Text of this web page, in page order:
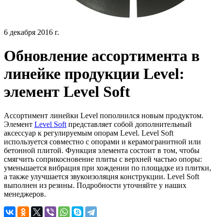
6 декабря 2016 г.
Обновление ассортимента в
линейке продукции Level:
элемент Level Soft
Ассортимент линейки Level пополнился новым продуктом.
Элемент Level Soft представляет собой дополнительный
аксессуар к регулируемым опорам Level. Level Soft
используется совместно с опорами и керамогранитной или
бетонной плитой. Функция элемента состоит в том, чтобы
смягчить соприкосновение плиты с верхней частью опоры:
уменьшается вибрация при хождении по площадке из плитки,
а также улучшается звукоизоляция конструкции. Level Soft
выполнен из резины. Подробности уточняйте у наших
менеджеров.